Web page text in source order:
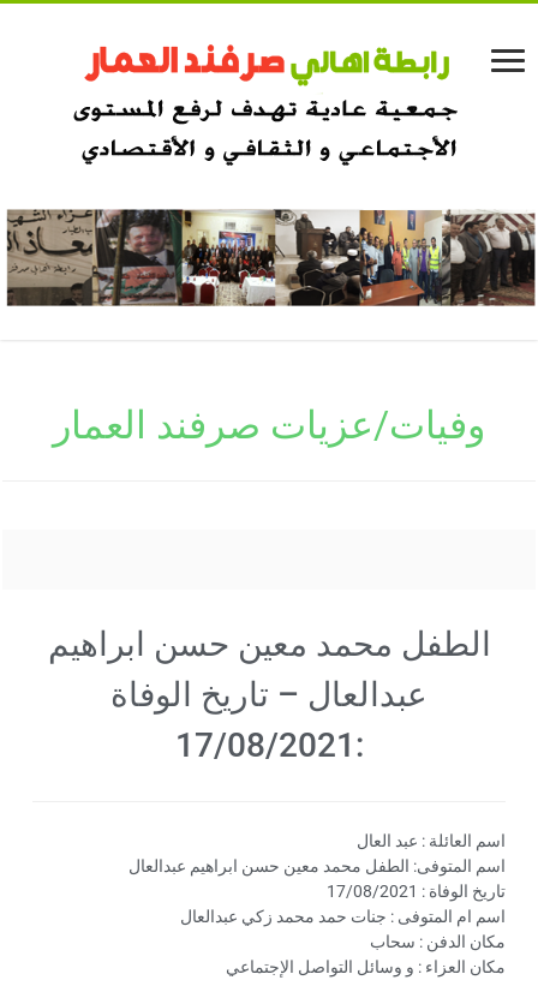
وفيات/عزيات صرفند العمار
الطفل محمد معين حسن ابراهيم
عبدالعال – تاريخ الوفاة
:17/08/2021
اسم العائلة : عبد العال
اسم المتوفى: الطفل محمد معين حسن ابراهيم عبدالعال
تاريخ الوفاة : 17/08/2021
اسم ام المتوفى : جنات حمد محمد زكي عبدالعال
مكان الدفن : سحاب
مكان العزاء : و وسائل التواصل الإجتماعي